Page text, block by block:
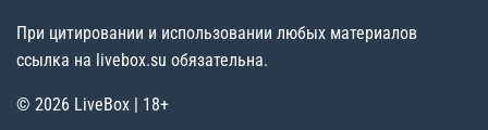
При цитировании и использовании любых материалов
ссылка на livebox.su обязательна.
© 2026 LiveBox | 18+